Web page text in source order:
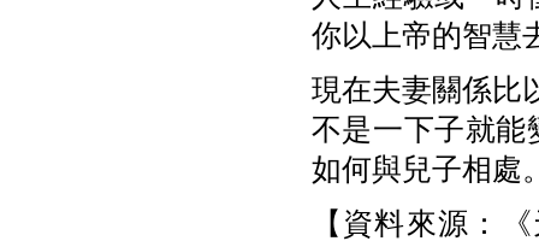
你以上帝的智慧
現在夫妻關係比
不是一下子就能
如何與兒子相處
【資料來源：